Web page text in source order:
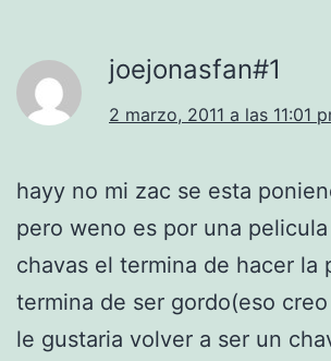
joejonasfan#1
2 marzo, 2011 a las 11:01
hayy no mi zac se esta
pero weno es por una
chavas el termina de hacer la
termina de ser gordo(eso
le gustaria volver a ser un